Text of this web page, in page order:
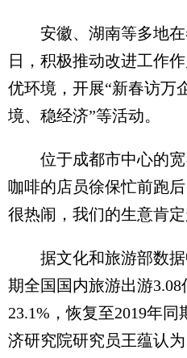
安徽、湖南等多地在
日，积极推动改进工作
优环境，开展“新春访万
境、稳经济”等活动。
位于成都市中心的宽
咖啡的店员徐保忙前跑
很热闹，我们的生意肯
据文化和旅游部数据
期全国国内旅游出游
23.1%，恢复至2019年
济研究院研究员王蕴认